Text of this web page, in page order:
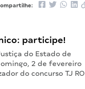
participe!
do Estado de
2 de fevereiro
do concurso TJ RO